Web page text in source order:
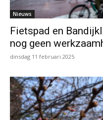
Nieuws
Fietspad en
nog geen
dinsdag 11 februari 2025